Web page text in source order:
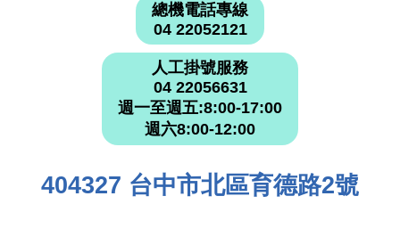
總機電話專線
04 22052121
人工掛號服務
04 22056631
週一至週五:8:00-17:00
週六8:00-12:00
404327 台中市北區育德路2號